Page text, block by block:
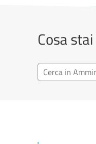
Cosa stai